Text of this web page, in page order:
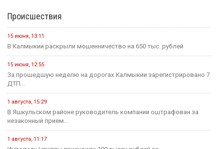
Происшествия
15 июня, 13:11
В Калмыкии раскрыли мошенничество на 650 тыс. рублей
15 июня, 12:55
За прошедшую неделю на дорогах Калмыкии зарегистрировано 7
ДТП...
1 августа, 15:29
В Яшкульском районе руководитель компании оштрафован за
незаконный прием...
1 августа, 11:17